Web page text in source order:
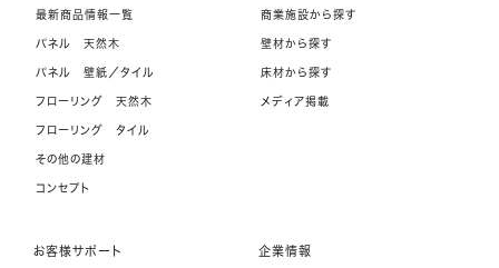
最新商品情報一覧
パネル 天然木
パネル 壁紙／タイル
フローリング 天然木
フローリング タイル
その他の建材
コンセプト
商業施設から探す
壁材から探す
床材から探す
メディア掲載
お客様サポート 企業情報